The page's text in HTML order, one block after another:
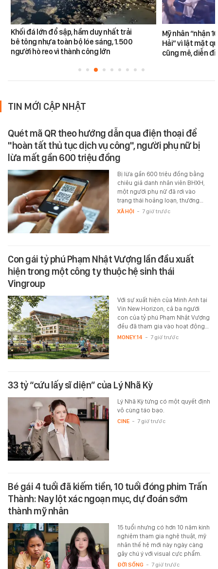
Khối đá lớn đổ sập, hầm duy nhất trải
bê tông nhựa toàn bộ lóe sáng, 1.500
người hò reo vì thành công lớn
Mỹ nhân “nhận
Hải” vì lật mặt
cũng mê, diễn
TIN MỚI CẬP NHẬT
Quét mã QR theo hướng dẫn qua điện thoại để
"hoàn tất thủ tục dịch vụ công", người phụ nữ bị
lừa mất gần 600 triệu đồng
Bị lừa gần 600 triệu đồng bằng
chiêu giả danh nhân viên BHXH,
một người phụ nữ đã rơi vào
trạng thái hoảng loạn, thường…
XÃ HỘI - 7 giờ trước
Con gái tỷ phú Phạm Nhật Vượng lần đầu xuất
hiện trong một công ty thuộc hệ sinh thái
Vingroup
Với sự xuất hiện của Minh Anh tại
Vin New Horizon, cả ba người
con của tỷ phú Phạm Nhật Vượng
đều đã tham gia vào hoạt động…
MONEY.14 - 7 giờ trước
33 tỷ “cứu lấy sĩ diện” của Lý Nhã Kỳ
Lý Nhã Kỳ từng có một quyết định
vô cùng táo bạo.
CINE - 7 giờ trước
Bé gái 4 tuổi đã kiếm tiền, 10 tuổi đóng phim Trấn
Thành: Nay lột xác ngoạn mục, dự đoán sớm
thành mỹ nhân
15 tuổi nhưng có hơn 10 năm kinh
nghiệm tham gia nghệ thuật, mỹ
nhân thế hệ mới này ngày càng
gây chú ý với visual cực phẩm.
ĐỜI SỐNG - 7 giờ trước